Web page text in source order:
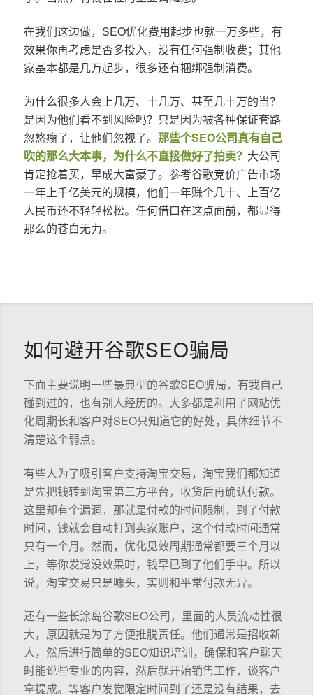
在我们这边做，SEO优化费用起步也就一万多些，有
效果你再考虑是否多投入，没有任何强制收费；其他
家基本都是几万起步，很多还有捆绑强制消费。
为什么很多人会上几万、十几万、甚至几十万的当？
是因为他们看不到风险吗？只是因为被各种保证套路
忽悠瘸了，让他们忽视了。 那些个SEO公司真有自己
吹的那么大本事，为什么不直接做好了拍卖？ 大公司
肯定抢着买，早成大富豪了。参考谷歌竞价广告市场
一年上千亿美元的规模，他们一年赚个几十、上百亿
人民币还不轻轻松松。任何借口在这点面前，都显得
那么的苍白无力。
如何避开谷歌SEO骗局
下面主要说明一些最典型的谷歌SEO骗局，有我自己
碰到过的，也有别人经历的。大多都是利用了网站优
化周期长和客户对SEO只知道它的好处，具体细节不
清楚这个弱点。
有些人为了吸引客户支持淘宝交易，淘宝我们都知道
是先把钱转到淘宝第三方平台，收货后再确认付款。
这里却有个漏洞，那就是付款的时间限制，到了付款
时间，钱就会自动打到卖家账户，这个付款时间通常
只有一个月。然而，优化见效周期通常都要三个月以
上，等你发觉没效果时，钱早已到了他们手中。所以
说，淘宝交易只是噱头，实则和平常付款无异。
还有一些长涂岛谷歌SEO公司，里面的人员流动性很
大，原因就是为了方便推脱责任。他们通常是招收新
人，然后进行简单的SEO知识培训，确保和客户聊天
时能说些专业的内容，然后就开始销售工作，谈客户
拿提成。等客户发觉限定时间到了还是没有结果，去